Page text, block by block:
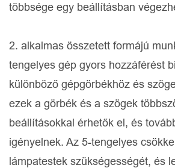
többsége egy beállításban
2. alkalmas összetett formájú
tengelyes gép gyors hozzáférést
különböző gépgörbékhöz és
ezek a görbék és a szögek
beállításokkal érhetők el, és
igényelnek. Az 5-tengelyes
lámpatestek szükségességét, és